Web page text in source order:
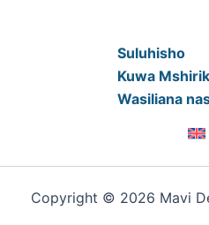
Suluhisho
Kuwa
Wasiliana
Copyright © 2026 Mavi